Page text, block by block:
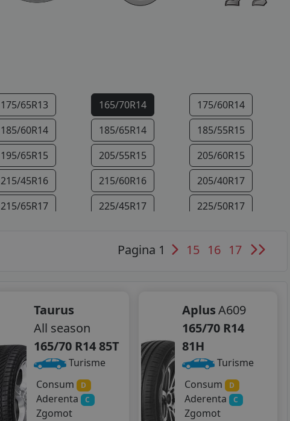
175/65R13 165/70R14
175/60R14
185/60R14 185/65R14
185/55R15
195/65R15 205/55R15
205/60R15
215/45R16 215/60R16
205/40R17
215/65R17 225/45R17
225/50R17
Pagina 1 15 16 17
Taurus
All season
165/70 R14 85T
Turisme
Consum
D
Aderenta C
Zgomot
AplusA609
165/70 R14
81H
Turisme
Consum
D
Aderenta C
Zgomot